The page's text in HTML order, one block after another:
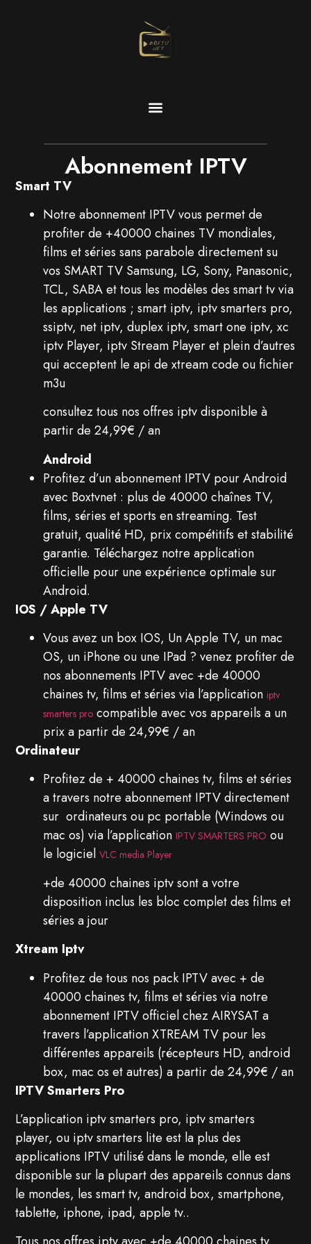
Abonnement IPTV
Smart TV
Notre abonnement IPTV vous permet de
profiter de +40000 chaines TV mondiales,
films et séries sans parabole directement su
vos SMART TV Samsung, LG, Sony, Panasonic,
TCL, SABA et tous les modèles des smart tv via
les applications ; smart iptv, iptv smarters pro,
ssiptv, net iptv, duplex iptv, smart one iptv, xc
iptv Player, iptv Stream Player et plein d’autres
qui acceptent le api de xtream code ou fichier
m3u
consultez tous nos offres iptv disponible à
partir de 24,99€ / an
Android
Profitez d’un abonnement IPTV pour Android
avec Boxtvnet : plus de 40000 chaînes TV,
films, séries et sports en streaming. Test
gratuit, qualité HD, prix compétitifs et stabilité
garantie. Téléchargez notre application
officielle pour une expérience optimale sur
Android.
IOS / Apple TV
Vous avez un box IOS, Un Apple TV, un mac
OS, un iPhone ou une IPad ? venez profiter de
nos abonnements IPTV avec +de 40000
chaines tv, films et séries via l’applicationiptv
smarters pro compatible avec vos appareils a un
prix a partir de 24,99€ / an
Ordinateur
Profitez de + 40000 chaines tv, films et séries
a travers notre abonnement IPTV directement
sur ordinateurs ou pc portable (Windows ou
mac os) via l’applicationIPTV SMARTERS PRO ou
le logicielVLC media Player
+de 40000 chaines iptv sont a votre
disposition inclus les bloc complet des films et
séries a jour
Xtream Iptv
Profitez de tous nos pack IPTV avec + de
40000 chaines tv, films et séries via notre
abonnement IPTV officiel chez AIRYSAT a
travers l’application XTREAM TV pour les
différentes appareils (récepteurs HD, android
box, mac os et autres) a partir de 24,99€ / an
IPTV Smarters Pro
L’application iptv smarters pro, iptv smarters
player, ou iptv smarters lite est la plus des
applications IPTV utilisé dans le monde, elle est
disponible sur la plupart des appareils connus dans
le mondes, les smart tv, android box, smartphone,
tablette, iphone, ipad, apple tv..